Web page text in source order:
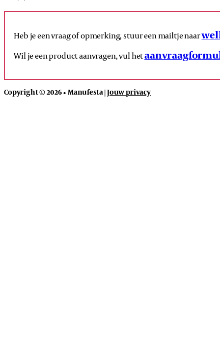
Heb je een vraag of opmerking, stuur een mailtje naar
Wil je een product aanvragen, vul het
Copyright © 2026 • Manufesta |Jouw privacy